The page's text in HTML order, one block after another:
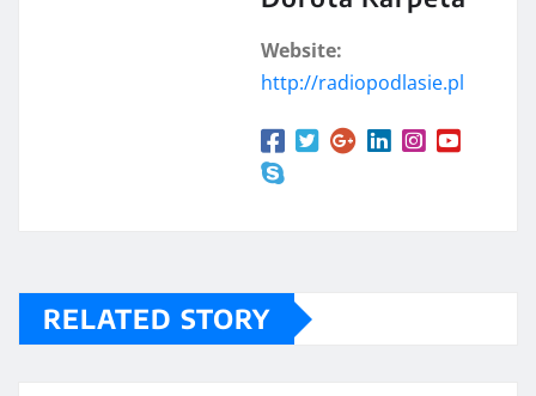
Website:
http://radiopodlasie.pl
RELATED STORY